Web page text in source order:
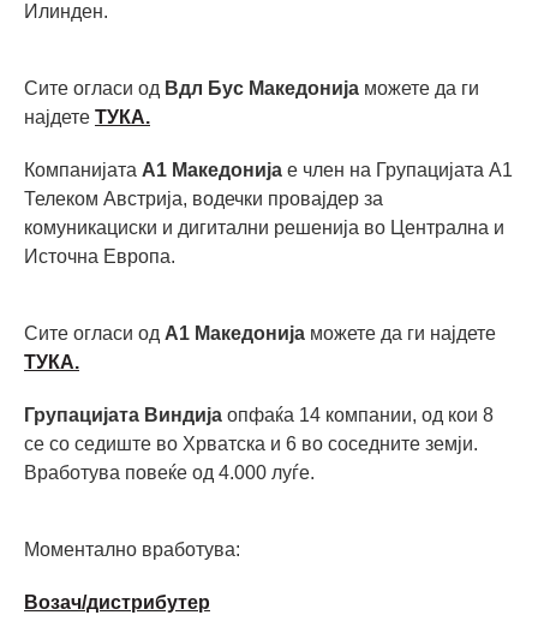
Илинден.
Сите огласи од Вдл Бус Македонија можете да ги
најдете ТУКА.
Компанијата А1 Македонија е член на Групацијата А1
Телеком Австрија, водечки провајдер за
комуникациски и дигитални решенија во Централна и
Источна Европа.
Сите огласи од А1 Македонија можете да ги најдете
ТУКА.
Групацијата Виндија опфаќа 14 компании, од кои 8
се со седиште во Хрватска и 6 во соседните земји.
Вработува повеќе од 4.000 луѓе.
Моментално вработува:
Возач/дистрибутер